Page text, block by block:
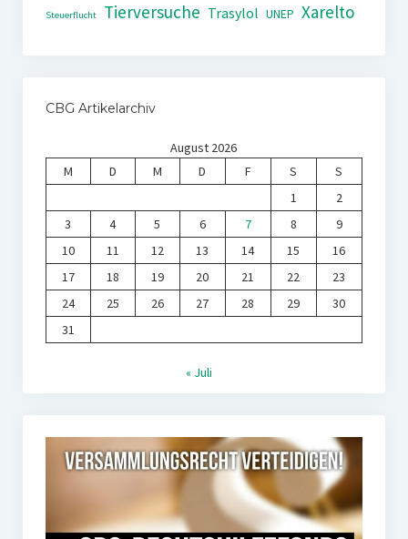
Steuerflucht Tierversuche Trasylol UNEP Xarelto
CBG Artikelarchiv
August 2026
M
D M D F S
S
1
2
3
4 5 6 7 8
9
10
11 12 13 14 15
16
17
18 19 20 21 22
23
24
25 26 27 28 29
30
31
« Juli